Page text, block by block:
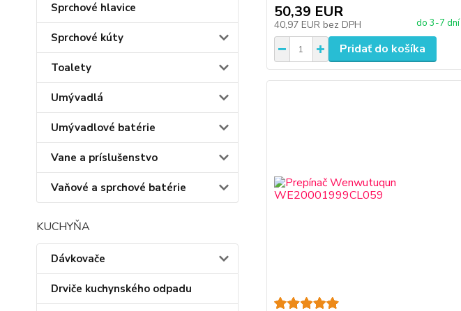
Sprchové hlavice
Sprchové kúty
Toalety
Umývadlá
Umývadlové batérie
Vane a príslušenstvo
Vaňové a sprchové batérie
KUCHYŇA
Dávkovače
Drviče kuchynského odpadu
50,39 EUR
40,97 EUR bez DPH do 3-7 dní
Pridať do košíka